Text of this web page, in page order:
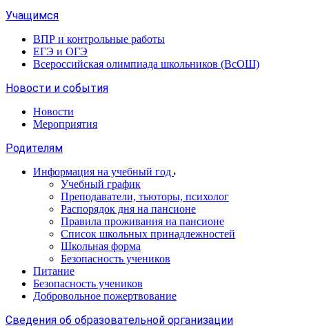
Учащимся
ВПР и контрольные работы
ЕГЭ и ОГЭ
Всероссийская олимпиада школьников (ВсОШ)
Новости и события
Новости
Мероприятия
Родителям
Информация на учебный год
Учебный график
Преподаватели, тьюторы, психолог
Распорядок дня на пансионе
Правила проживания на пансионе
Список школьных принадлежностей
Школьная форма
Безопасность учеников
Питание
Безопасность учеников
Добровольное пожертвование
Сведения об образовательной организации